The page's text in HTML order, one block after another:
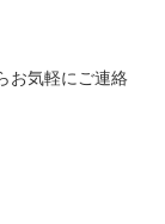
お気軽にご連絡